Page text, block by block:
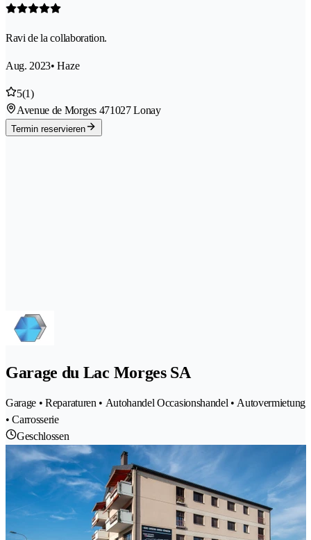
Ravi de la collaboration.
Aug. 2023• Haze
5(1)
Avenue de Morges 471027 Lonay
Termin reservieren
Garage du Lac Morges SA
Garage • Reparaturen • Autohandel Occasionshandel • Autovermietung
• Carrosserie
Geschlossen